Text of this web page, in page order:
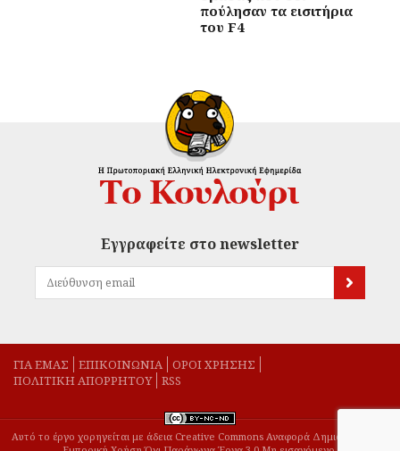
πούλησαν τα εισιτήρια
του F4
Εγγραφείτε στο newsletter
ΓΙΑ ΕΜΑΣ EΠΙΚΟΙΝΩΝΙΑ
ΟΡΟΙ ΧΡΗΣΗΣ
ΠΟΛΙΤΙΚΗ ΑΠΟΡΡΗΤΟΥ
RSS
Αυτό το έργο χορηγείται με άδεια Creative Commons Αναφορά Δημιουργού-Μη